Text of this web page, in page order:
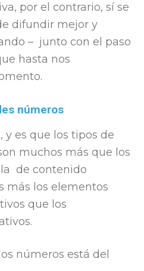
por el contrario, sí se
difundir mejor y
– junto con el paso
hasta nos
números
y es que los tipos de
muchos más que los
de contenido
más los elementos
que los
números está del